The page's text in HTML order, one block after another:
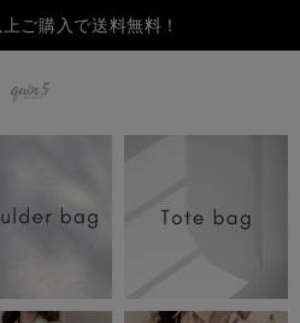
ご購入で送料無料！